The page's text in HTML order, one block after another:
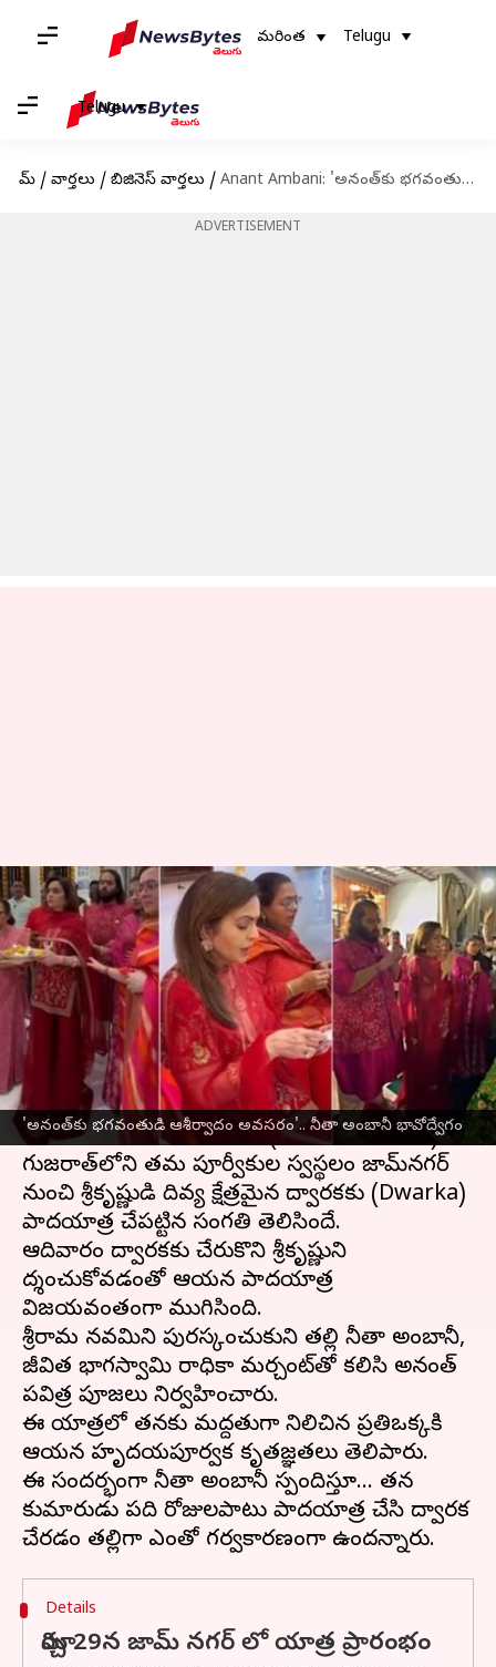
మరింత Telugu
Telugu
హోమ్ / వార్తలు / బిజినెస్ వార్తలు / Anant Ambani: 'అనంత్‌కు భగవంతుడి ఆశీర్వాదం అవసరం'.. నీతా అంబానీ భావోద్వేగం
ADVERTISEMENT
'అనంత్‌కు భగవంతుడి ఆశీర్వాదం అవసరం'.. నీతా అంబానీ భావోద్వేగం
Anant Ambani: 'అనంత్‌కు
భగవంతుడి ఆశీర్వాదం అవసరం'..
నీతా అంబానీ భావోద్వేగం
వ్రాసిన వారు Jayachandra Akuri Apr 06, 2025 10:45 am
ఈ వార్తాకథనం ఏంటి
రిలయెన్స్‌ఇండస్ట్రీస్‌ అధినేతముకేష్ అంబానీచిన్న
కుమారుడు అనంత్‌ అంబానీ (Anant Ambani)
గుజరాత్‌లోని తమ పూర్వీకుల స్వస్థలం జామ్‌నగర్‌
నుంచి శ్రీకృష్ణుడి దివ్య క్షేత్రమైన ద్వారకకు (Dwarka)
పాదయాత్ర చేపట్టిన సంగతి తెలిసిందే.
ఆదివారం ద్వారకకు చేరుకొని శ్రీకృష్ణుని
దర్శించుకోవడంతో ఆయన పాదయాత్ర
విజయవంతంగా ముగిసింది.
శ్రీరామ నవమిని పురస్కరించుకుని తల్లి నీతా అంబానీ,
జీవిత భాగస్వామి రాధికా మర్చంట్‌తో కలిసి అనంత్‌
పవిత్ర పూజలు నిర్వహించారు.
ఈ యాత్రలో తనకు మద్దతుగా నిలిచిన ప్రతిఒక్కరికి
ఆయన హృదయపూర్వక కృతజ్ఞతలు తెలిపారు.
ఈ సందర్భంగా నీతా అంబానీ స్పందిస్తూ... తన
కుమారుడు పది రోజులపాటు పాదయాత్ర చేసి ద్వారక
Details
మార్చి 29న జామ్ నగర్ లో యాత్ర ప్రారంభం